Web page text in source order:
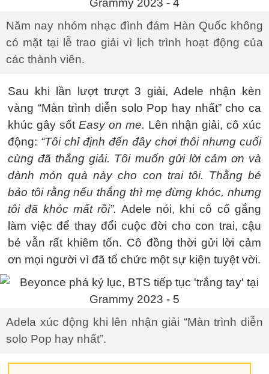
Năm nay nhóm nhạc đình đám Hàn Quốc không
có mặt tại lễ trao giải vì lịch trình hoạt động của
các thành viên.
Sau khi lần lượt trượt 3 giải, Adele nhận kèn
vàng “Màn trình diễn solo Pop hay nhất” cho ca
khúc gây sốt Easy on me. Lên nhận giải, cô xúc
động: “Tôi chỉ định đến đây chơi thôi nhưng cuối
cùng đã thắng giải. Tôi muốn gửi lời cảm ơn và
dành món quà này cho con trai tôi. Thằng bé
bảo tôi rằng nếu thắng thì mẹ đừng khóc, nhưng
tôi đã khóc mất rồi”. Adele nói, khi cô cố gắng
làm việc để thay đổi cuộc đời cho con trai, cậu
bé vẫn rất khiêm tốn. Cô đồng thời gửi lời cảm
ơn mọi người vì đã tổ chức một sự kiện tuyệt vời.
Adela xúc động khi lên nhận giải “Màn trình diễn
solo Pop hay nhất”.